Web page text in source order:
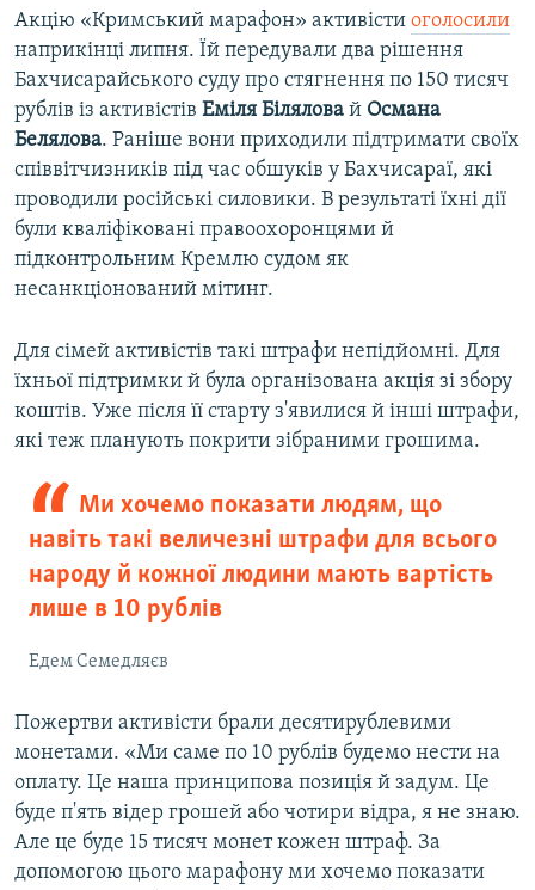
Акцію «Кримський марафон» активісти оголосили
наприкінці липня. Їй передували два рішення
Бахчисарайського суду про стягнення по 150 тисяч
рублів із активістів Еміля Білялова й Османа
Белялова. Раніше вони приходили підтримати своїх
співвітчизників під час обшуків у Бахчисараї, які
проводили російські силовики. В результаті їхні дії
були кваліфіковані правоохоронцями й
підконтрольним Кремлю судом як
несанкціонований мітинг.
Для сімей активістів такі штрафи непідйомні. Для
їхньої підтримки й була організована акція зі збору
коштів. Уже після її старту з'явилися й інші штрафи,
які теж планують покрити зібраними грошима.
Ми хочемо показати людям, що
навіть такі величезні штрафи для всього
народу й кожної людини мають вартість
лише в 10 рублів
Едем Семедляєв
Пожертви активісти брали десятирублевими
монетами. «Ми саме по 10 рублів будемо нести на
оплату. Це наша принципова позиція й задум. Це
буде п'ять відер грошей або чотири відра, я не знаю.
Але це буде 15 тисяч монет кожен штраф. За
допомогою цього марафону ми хочемо показати